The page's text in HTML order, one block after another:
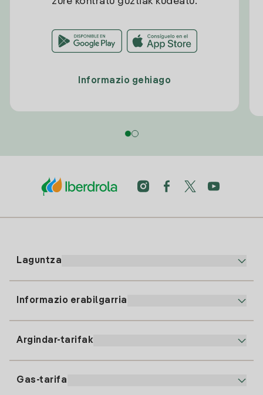
Informazio gehiago
Laguntza
91 919 52 73
Informazio erabilgarria
Argindar-tarifak
Gas-tarifa